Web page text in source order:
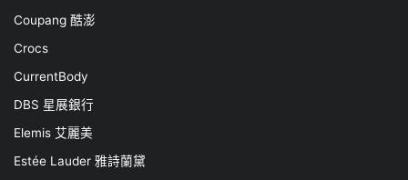
Coupang 酷澎
Crocs
CurrentBody
DBS 星展銀行
Elemis 艾麗美
Estée Lauder 雅詩蘭黛